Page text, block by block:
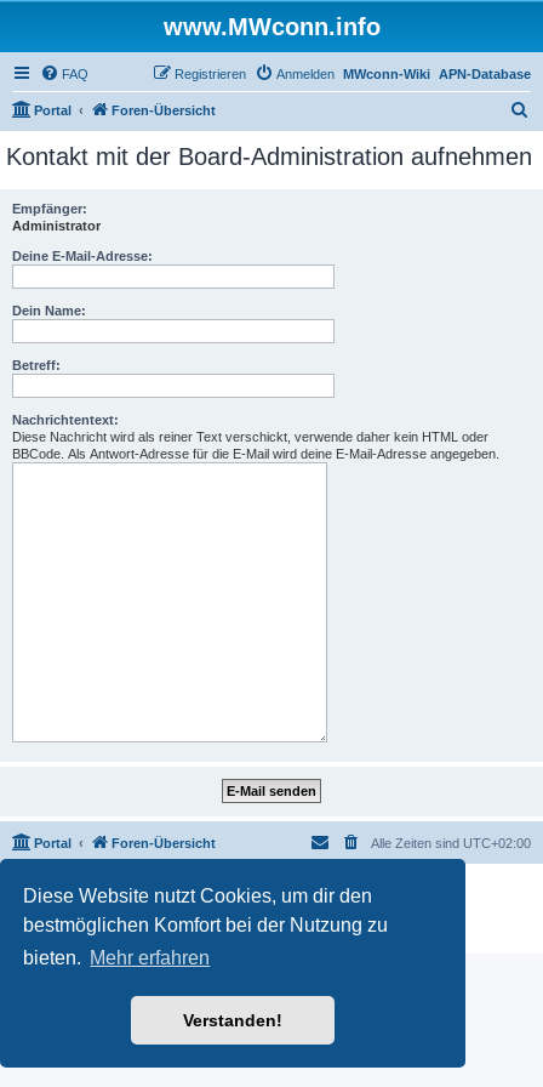
Diese Website nutzt Cookies, um dir den
bestmöglichen Komfort bei der Nutzung zu
bieten. Mehr erfahren
Verstanden!
www.MWconn.info
FAQ APN-Database
MWconn-Wiki
Anmelden
Registrieren
Portal Foren-Übersicht
c
Kontakt mit der Board-Administration aufnehmen
Empfänger:
Administrator
Deine E-Mail-Adresse:
Dein Name:
Betreff:
Nachrichtentext:
Diese Nachricht wird als reiner Text verschickt, verwende daher kein HTML oder
BBCode. Als Antwort-Adresse für die E-Mail wird deine E-Mail-Adresse angegeben.
Portal Foren-Übersicht Alle Zeiten sind UTC+02:00
Powered by phpBB
® Forum Software © phpBB Limited
Deutsche Übersetzung durch
Datenschutz|Nutzungsbedingungen